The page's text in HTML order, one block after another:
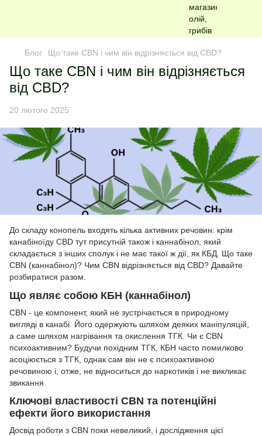
Блог Що таке CBN і чим він відрізняється від CBD?
Що таке CBN і чим він відрізняється
від CBD?
20 лютого 2025
До складу конопель входять кілька активних речовин: крім
канабіноїду CBD тут присутній також і каннабінол, який
складається з інших сполук і не має такої ж дії, як КБД. Що таке
CBN (каннабінол)? Чим CBN відрізняється від CBD? Давайте
розбиратися разом.
Що являє собою КБН (каннабінол)
CBN - це компонент, який не зустрічається в природному
вигляді в канабі. Його одержують шляхом деяких маніпуляцій,
а саме шляхом нагрівання та окислення ТГК. Чи є CBN
психоактивним? Будучи похідним ТГК, КБН часто помилково
асоціюється з ТГК, однак сам він не є психоактивною
речовиною і, отже, не відноситься до наркотиків і не викликає
звикання.
Ключові властивості CBN та потенційні
ефекти його використання
Досвід роботи з CBN поки невеликий, і дослідження цієї